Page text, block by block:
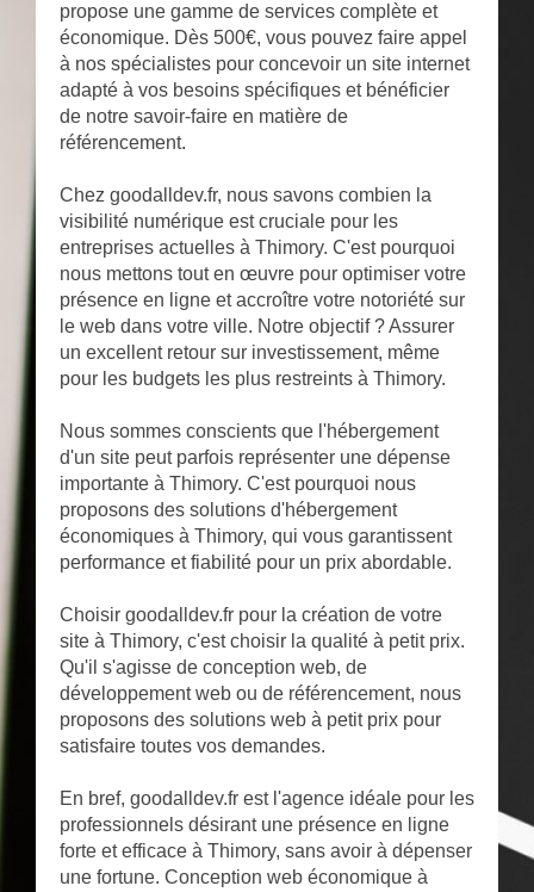
propose une gamme de services complète et
économique. Dès 500€, vous pouvez faire appel
à nos spécialistes pour concevoir un site internet
adapté à vos besoins spécifiques et bénéficier
de notre savoir-faire en matière de
référencement.
Chez goodalldev.fr, nous savons combien la
visibilité numérique est cruciale pour les
entreprises actuelles à Thimory. C'est pourquoi
nous mettons tout en œuvre pour optimiser votre
présence en ligne et accroître votre notoriété sur
le web dans votre ville. Notre objectif ? Assurer
un excellent retour sur investissement, même
pour les budgets les plus restreints à Thimory.
Nous sommes conscients que l'hébergement
d'un site peut parfois représenter une dépense
importante à Thimory. C'est pourquoi nous
proposons des solutions d'hébergement
économiques à Thimory, qui vous garantissent
performance et fiabilité pour un prix abordable.
Choisir goodalldev.fr pour la création de votre
site à Thimory, c'est choisir la qualité à petit prix.
Qu'il s'agisse de conception web, de
développement web ou de référencement, nous
proposons des solutions web à petit prix pour
satisfaire toutes vos demandes.
En bref, goodalldev.fr est l'agence idéale pour les
professionnels désirant une présence en ligne
forte et efficace à Thimory, sans avoir à dépenser
une fortune. Conception web économique à